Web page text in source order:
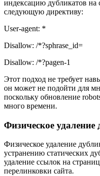
индексацию дубликатов на
следующую директиву:
User-agent: *
Disallow: /*?sphrase_id=
Disallow: /*?pagen-1
Этот подход не требует
он может не подойти для
поскольку обновление
много времени.
Физическое удаление
Физическое удаление
устранению статических
удаление ссылок на
перелинковки сайта.